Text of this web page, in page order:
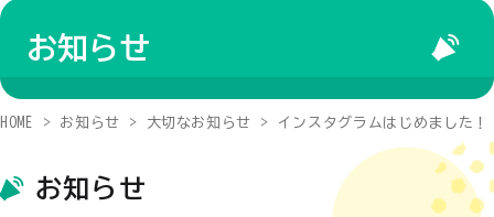
お知らせ
HOME お知らせ 大切なお知らせ インスタグラムはじめました！
お知らせ